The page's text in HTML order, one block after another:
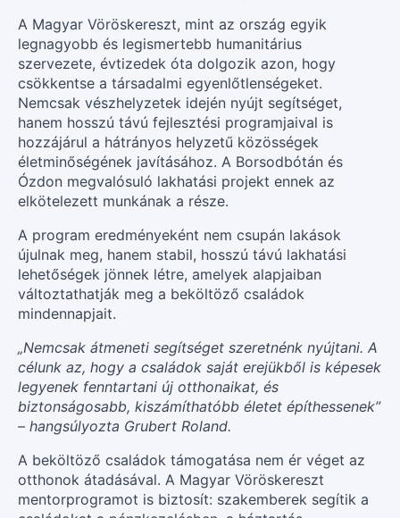
A Magyar Vöröskereszt, mint az ország egyik
legnagyobb és legismertebb humanitárius
szervezete, évtizedek óta dolgozik azon, hogy
csökkentse a társadalmi egyenlőtlenségeket.
Nemcsak vészhelyzetek idején nyújt segítséget,
hanem hosszú távú fejlesztési programjaival is
hozzájárul a hátrányos helyzetű közösségek
életminőségének javításához. A Borsodbótán és
Ózdon megvalósuló lakhatási projekt ennek az
elkötelezett munkának a része.
A program eredményeként nem csupán lakások
újulnak meg, hanem stabil, hosszú távú lakhatási
lehetőségek jönnek létre, amelyek alapjaiban
változtathatják meg a beköltöző családok
mindennapjait.
„Nemcsak átmeneti segítséget szeretnénk nyújtani. A
célunk az, hogy a családok saját erejükből is képesek
legyenek fenntartani új otthonaikat, és
biztonságosabb, kiszámíthatóbb életet építhessenek”
– hangsúlyozta Grubert Roland.
A beköltöző családok támogatása nem ér véget az
otthonok átadásával. A Magyar Vöröskereszt
mentorprogramot is biztosít: szakemberek segítik a